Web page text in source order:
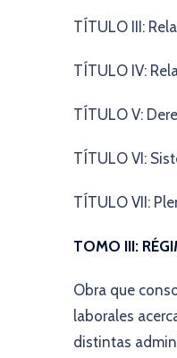
TÍTULO III:
TÍTULO IV:
TÍTULO V:
TÍTULO VI:
TÍTULO VII:
TOMO III:
Obra que
laborales
distintas